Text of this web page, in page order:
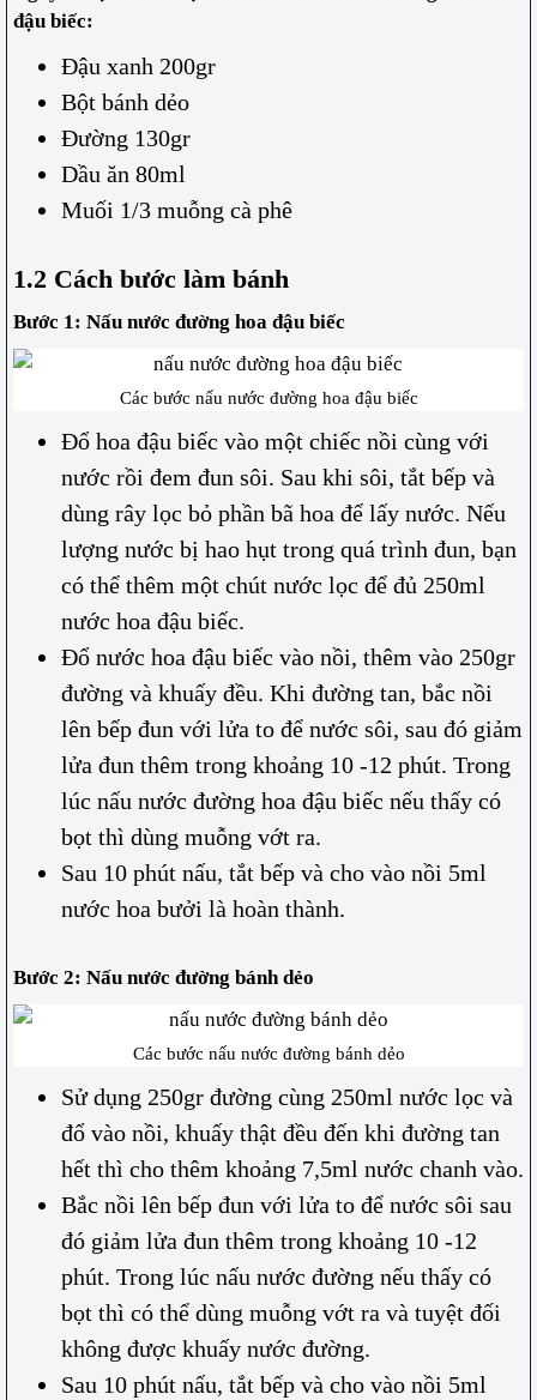
đậu biếc:
Đậu xanh 200gr
Bột bánh dẻo
Đường 130gr
Dầu ăn 80ml
Muối 1/3 muỗng cà phê
1.2 Cách bước làm bánh
Bước 1: Nấu nước đường hoa đậu biếc
Các bước nấu nước đường hoa đậu biếc
Đổ hoa đậu biếc vào một chiếc nồi cùng với
nước rồi đem đun sôi. Sau khi sôi, tắt bếp và
dùng rây lọc bỏ phần bã hoa để lấy nước. Nếu
lượng nước bị hao hụt trong quá trình đun, bạn
có thể thêm một chút nước lọc để đủ 250ml
nước hoa đậu biếc.
Đổ nước hoa đậu biếc vào nồi, thêm vào 250gr
đường và khuấy đều. Khi đường tan, bắc nồi
lên bếp đun với lửa to để nước sôi, sau đó giảm
lửa đun thêm trong khoảng 10 -12 phút. Trong
lúc nấu nước đường hoa đậu biếc nếu thấy có
bọt thì dùng muỗng vớt ra.
Sau 10 phút nấu, tắt bếp và cho vào nồi 5ml
nước hoa bưởi là hoàn thành.
Bước 2: Nấu nước đường bánh dẻo
Các bước nấu nước đường bánh dẻo
Sử dụng 250gr đường cùng 250ml nước lọc và
đổ vào nồi, khuấy thật đều đến khi đường tan
hết thì cho thêm khoảng 7,5ml nước chanh vào.
Bắc nồi lên bếp đun với lửa to để nước sôi sau
đó giảm lửa đun thêm trong khoảng 10 -12
phút. Trong lúc nấu nước đường nếu thấy có
bọt thì có thể dùng muỗng vớt ra và tuyệt đối
không được khuấy nước đường.
Sau 10 phút nấu, tắt bếp và cho vào nồi 5ml